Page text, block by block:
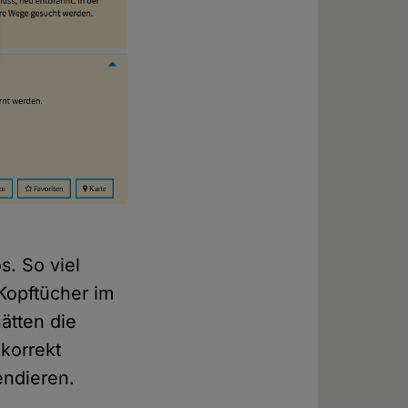
So viel
im
die